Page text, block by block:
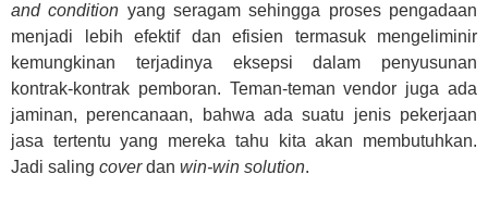
and condition yang seragam sehingga proses pengadaan
menjadi lebih efektif dan efisien termasuk mengeliminir
kemungkinan terjadinya eksepsi dalam penyusunan
kontrak-kontrak pemboran. Teman-teman vendor juga ada
jaminan, perencanaan, bahwa ada suatu jenis pekerjaan
jasa tertentu yang mereka tahu kita akan membutuhkan.
Jadi saling coverdan win-win solution.